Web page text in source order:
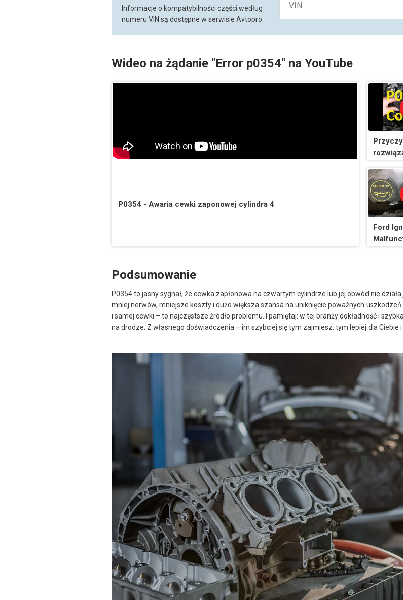
Informacje o kompatybilności części według
numeru VIN są dostępne w serwisie Avtopro.
Wideo na żądanie "Error p0354" na YouTube
P0354 - Awaria cewki zaponowej cylindra 4
Obwód
Ford
Podsumowanie
P0354 to jasny sygnał, że cewka zapłonowa na czwartym cylindrze lub jej obwód nie
mniej nerwów, mniejsze koszty i dużo większa szansa na uniknięcie poważnych
i samej cewki – to najczęstsze źródło problemu. I pamiętaj: w tej branży dokładność i
na drodze. Z własnego doświadczenia – im szybciej się tym zajmiesz, tym lepiej dla Ciebie